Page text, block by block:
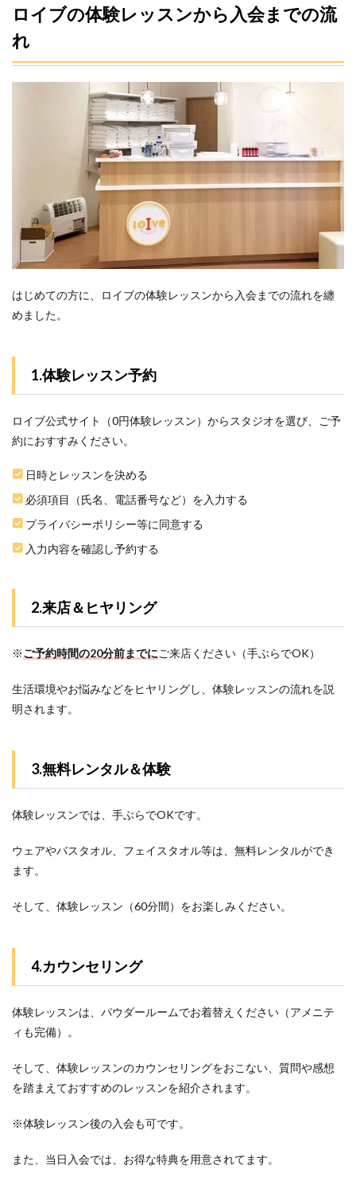
ロイブの体験レッスンから入会までの流
れ
はじめての方に、ロイブの体験レッスンから入会までの流れを纏
めました。
1.体験レッスン予約
ロイブ公式サイト（0円体験レッスン）からスタジオを選び、ご予
約におすすみください。
日時とレッスンを決める
必須項目（氏名、電話番号など）を入力する
プライバシーポリシー等に同意する
入力内容を確認し予約する
2.来店＆ヒヤリング
※ご予約時間の20分前までにご来店ください（手ぶらでOK）
生活環境やお悩みなどをヒヤリングし、体験レッスンの流れを説
明されます。
3.無料レンタル＆体験
体験レッスンでは、手ぶらでOKです。
ウェアやバスタオル、フェイスタオル等は、無料レンタルができ
ます。
そして、体験レッスン（60分間）をお楽しみください。
4.カウンセリング
体験レッスンは、パウダールームでお着替えください（アメニテ
ィも完備）。
そして、体験レッスンのカウンセリングをおこない、質問や感想
を踏まえておすすめのレッスンを紹介されます。
※体験レッスン後の入会も可です。
また、当日入会では、お得な特典を用意されてます。